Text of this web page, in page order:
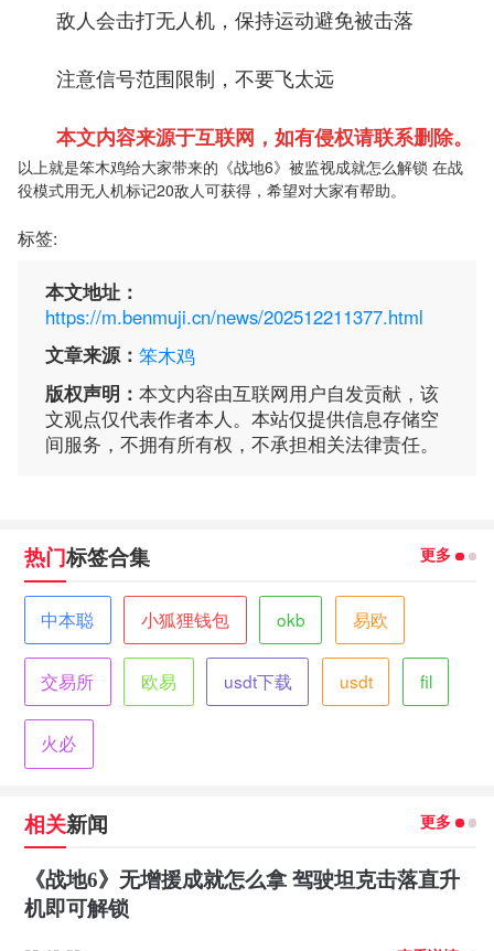
敌人会击打无人机，保持运动避免被击落
注意信号范围限制，不要飞太远
本文内容来源于互联网，如有侵权请联系删除。
以上就是笨木鸡给大家带来的《战地6》被监视成就怎么解锁 在战
役模式用无人机标记20敌人可获得，希望对大家有帮助。
标签:
本文地址：
https://m.benmuji.cn/news/202512211377.html
文章来源： 笨木鸡
版权声明： 本文内容由互联网用户自发贡献，该
文观点仅代表作者本人。本站仅提供信息存储空
间服务，不拥有所有权，不承担相关法律责任。
热门标签合集 更多
中本聪 小狐狸钱包 okb 易欧
交易所 欧易 usdt下载 usdt fil
火必
相关新闻 更多
《战地6》无增援成就怎么拿 驾驶坦克击落直升
机即可解锁